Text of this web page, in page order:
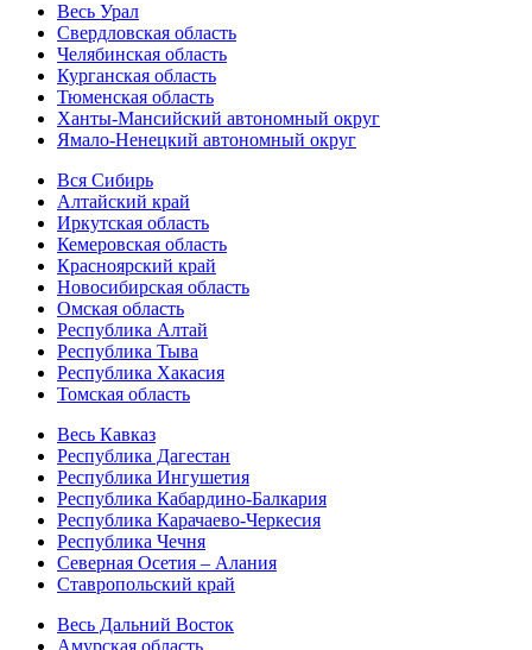
Весь Урал
Свердловская область
Челябинская область
Курганская область
Тюменская область
Ханты-Мансийский автономный округ
Ямало-Ненецкий автономный округ
Вся Сибирь
Алтайский край
Иркутская область
Кемеровская область
Красноярский край
Новосибирская область
Омская область
Республика Алтай
Республика Тыва
Республика Хакасия
Томская область
Весь Кавказ
Республика Дагестан
Республика Ингушетия
Республика Кабардино-Балкария
Республика Карачаево-Черкесия
Республика Чечня
Северная Осетия – Алания
Ставропольский край
Весь Дальний Восток
Амурская область